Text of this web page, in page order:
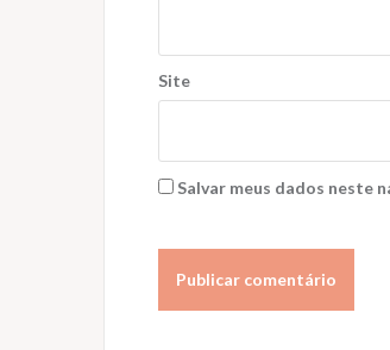
Site
Salvar meus dados neste